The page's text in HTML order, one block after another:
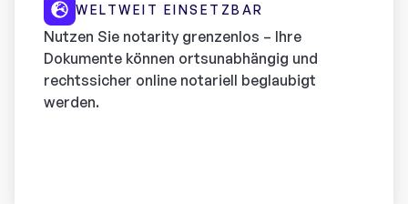
WELTWEIT EINSETZBAR
Nutzen Sie notarity grenzenlos – Ihre
Dokumente können ortsunabhängig und
rechtssicher online notariell beglaubigt
werden.